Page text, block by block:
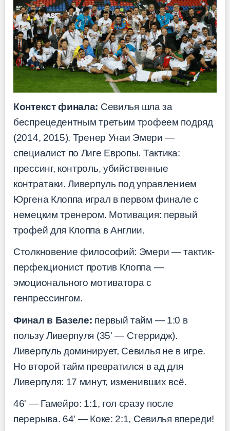
Контекст финала: Севилья шла за
беспрецедентным третьим трофеем подряд
(2014, 2015). Тренер Унаи Эмери —
специалист по Лиге Европы. Тактика:
прессинг, контроль, убийственные
контратаки. Ливерпуль под управлением
Юргена Клоппа играл в первом финале с
немецким тренером. Мотивация: первый
трофей для Клоппа в Англии.
Столкновение философий: Эмери — тактик-
перфекционист против Клоппа —
эмоционального мотиватора с
генпрессингом.
Финал в Базеле: первый тайм — 1:0 в
пользу Ливерпуля (35' — Стерридж).
Ливерпуль доминирует, Севилья не в игре.
Но второй тайм превратился в ад для
Ливерпуля: 17 минут, изменивших всё.
46' — Гамейро: 1:1, гол сразу после
перерыва. 64' — Коке: 2:1, Севилья впереди!